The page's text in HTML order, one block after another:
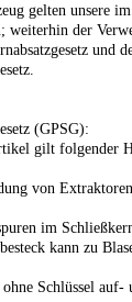
gelten unsere
weiterhin der
und
(GPSG):
gilt folgender
von
im
kann zu
Schlüssel auf-